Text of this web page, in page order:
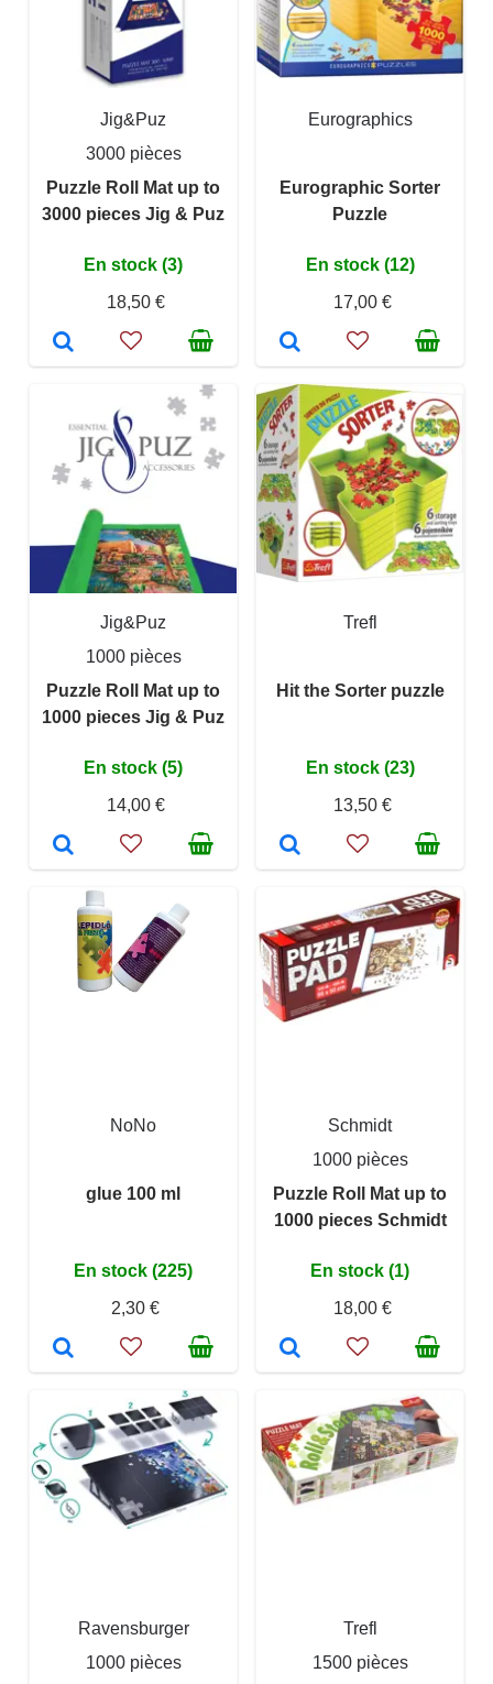
Jig&Puz
3000 pièces
Puzzle Roll Mat up to
3000 pieces Jig & Puz
En stock (3)
18,50 €
Eurographics
Eurographic Sorter
Puzzle
En stock (12)
17,00 €
Jig&Puz
1000 pièces
Puzzle Roll Mat up to
1000 pieces Jig & Puz
En stock (5)
14,00 €
Trefl
Hit the Sorter puzzle
En stock (23)
13,50 €
NoNo
glue 100 ml
En stock (225)
2,30 €
Schmidt
1000 pièces
Puzzle Roll Mat up to
1000 pieces Schmidt
En stock (1)
18,00 €
Ravensburger
1000 pièces
Trefl
1500 pièces